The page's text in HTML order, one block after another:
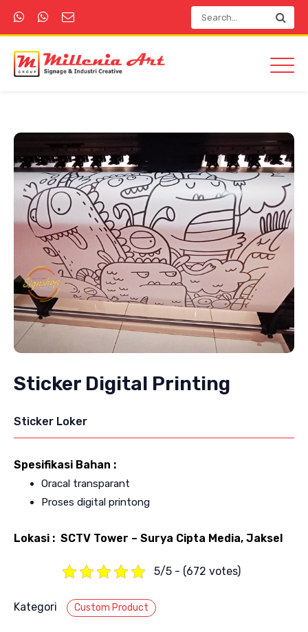
Sticker Digital Printing
Sticker Loker
Spesifikasi Bahan :
Oracal transparant
Proses digital printong
Lokasi : SCTV Tower – Surya Cipta Media, Jaksel
5/5 - (672 votes)
Kategori Custom Product